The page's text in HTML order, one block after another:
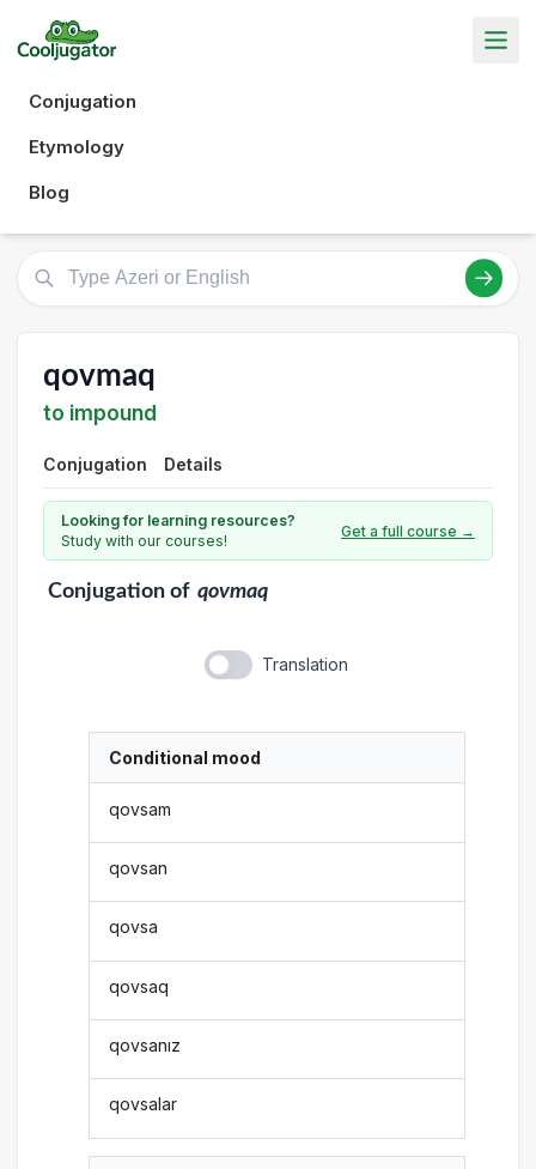
Conjugation
Etymology
Blog
qovmaq
to impound
Conjugation Details
Looking for learning resources?
Study with our courses!
Get a full course →
Conjugationof qovmaq
Translation
Conditional mood
qovsam
qovsan
qovsa
qovsaq
qovsanız
qovsalar